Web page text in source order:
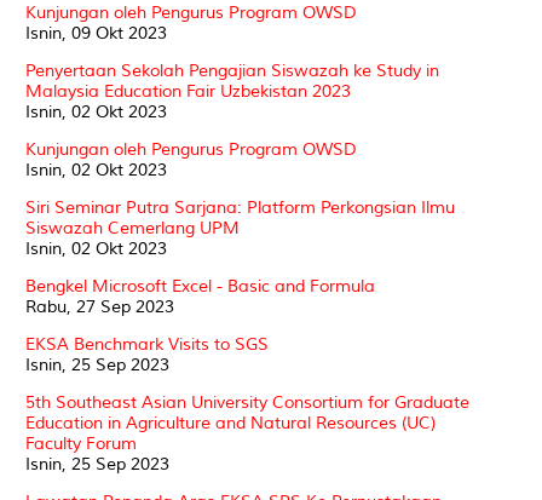
Kunjungan oleh Pengurus Program OWSD
Isnin, 09 Okt 2023
Penyertaan Sekolah Pengajian Siswazah ke Study in
Malaysia Education Fair Uzbekistan 2023
Isnin, 02 Okt 2023
Kunjungan oleh Pengurus Program OWSD
Isnin, 02 Okt 2023
Siri Seminar Putra Sarjana: Platform Perkongsian Ilmu
Siswazah Cemerlang UPM
Isnin, 02 Okt 2023
Bengkel Microsoft Excel - Basic and Formula
Rabu, 27 Sep 2023
EKSA Benchmark Visits to SGS
Isnin, 25 Sep 2023
5th Southeast Asian University Consortium for Graduate
Education in Agriculture and Natural Resources (UC)
Faculty Forum
Isnin, 25 Sep 2023